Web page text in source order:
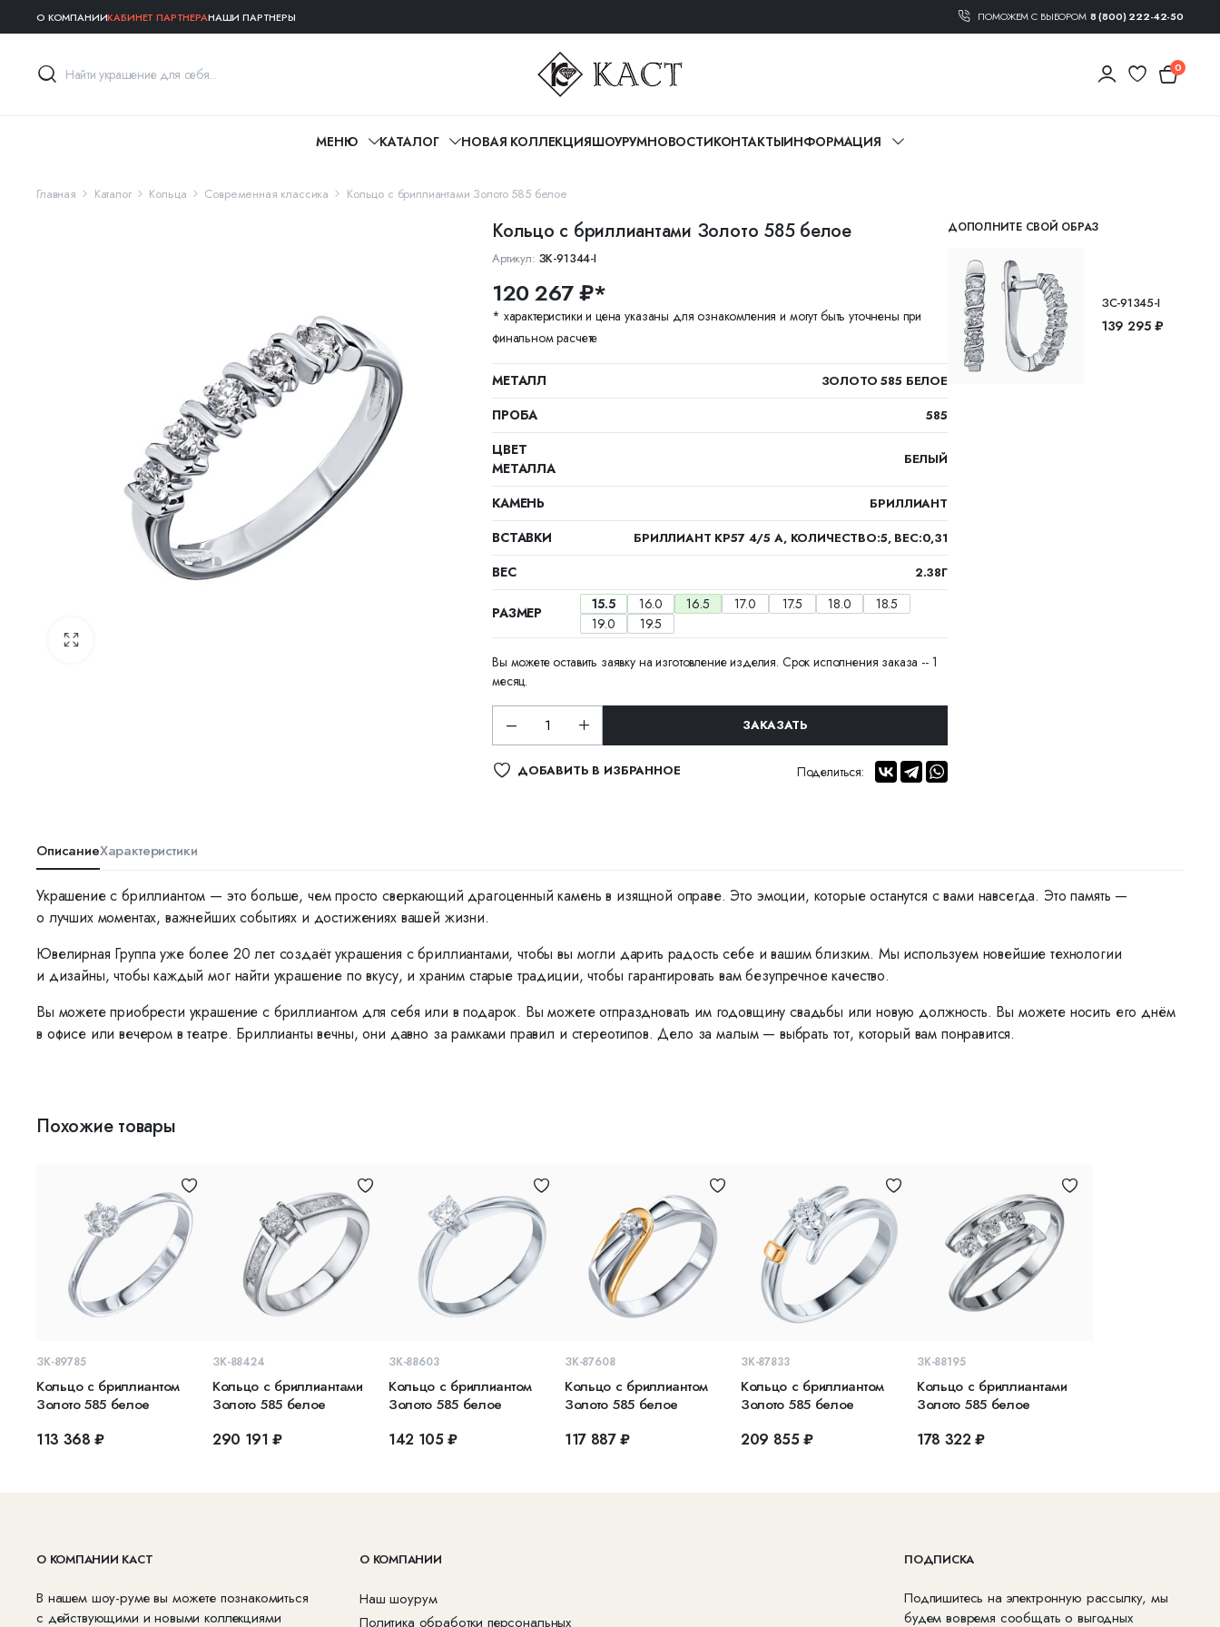
О КОМПАНИИКАБИНЕТ ПАРТНЕРАНАШИ ПАРТНЕРЫ ПОМОЖЕМ С ВЫБОРОМ 8 (800) 222-42-50
0
МЕНЮ КАТАЛОГ НОВАЯ КОЛЛЕКЦИЯШОУРУМНОВОСТИКОНТАКТЫИНФОРМАЦИЯ
Главная Каталог Кольца Современная классика Кольцо с бриллиантами Золото 585 белое
Кольцо с бриллиантами Золото 585 белое
Артикул: ЗК-91344-I
120 267 ₽*
* характеристики и цена указаны для ознакомления и могут быть уточнены при
финальном расчете
МЕТАЛЛ ЗОЛОТО 585 БЕЛОЕ
ПРОБА 585
ЦВЕТ
МЕТАЛЛА
БЕЛЫЙ
КАМЕНЬ БРИЛЛИАНТ
ВСТАВКИ БРИЛЛИАНТ КР57 4/5 А, КОЛИЧЕСТВО:5, ВЕС:0,31
ВЕС 2.38Г
РАЗМЕР 15.5 16.0 16.5 17.0 17.5 18.0
18.5
19.0
19.5
Вы можете оставить заявку на изготовление изделия. Срок исполнения заказа -- 1
месяц.
ЗАКАЗАТЬ
ДОБАВИТЬ В ИЗБРАННОЕ Поделиться:
ДОПОЛНИТЕ СВОЙ ОБРАЗ
ЗС-91345-I
139 295 ₽
ОписаниеХарактеристики
Украшение с бриллиантом — это больше, чем просто сверкающий драгоценный камень в изящной оправе. Это эмоции, которые останутся с вами навсегда. Это память —
о лучших моментах, важнейших событиях и достижениях вашей жизни.
Ювелирная Группа уже более 20 лет создаёт украшения с бриллиантами, чтобы вы могли дарить радость себе и вашим близким. Мы используем новейшие технологии
и дизайны, чтобы каждый мог найти украшение по вкусу, и храним старые традиции, чтобы гарантировать вам безупречное качество.
Вы можете приобрести украшение с бриллиантом для себя или в подарок. Вы можете отпраздновать им годовщину свадьбы или новую должность. Вы можете носить его днём
в офисе или вечером в театре. Бриллианты вечны, они давно за рамками правил и стереотипов. Дело за малым — выбрать тот, который вам понравится.
Похожие товары
ЗК-89785
Кольцо с бриллиантом
Золото 585 белое
113 368 ₽
ЗК-88424
Кольцо с бриллиантами
Золото 585 белое
290 191 ₽
ЗК-88603
Кольцо с бриллиантом
Золото 585 белое
142 105 ₽
ЗК-87608
Кольцо с бриллиантом
Золото 585 белое
117 887 ₽
ЗК-87833
Кольцо с бриллиантом
Золото 585 белое
209 855 ₽
ЗК-88195
Кольцо с бриллиантами
Золото 585 белое
178 322 ₽
О КОМПАНИИ КАСТ
В нашем шоу-руме вы можете познакомиться
с действующими и новыми коллекциями
О КОМПАНИИ
Наш шоурум
Политика обработки персональных
ПОДПИСКА
Подпишитесь на электронную рассылку, мы
будем вовремя сообщать о выгодных